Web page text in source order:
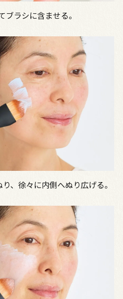
ブラシに含ませる。
、徐々に内側へぬり広げる。